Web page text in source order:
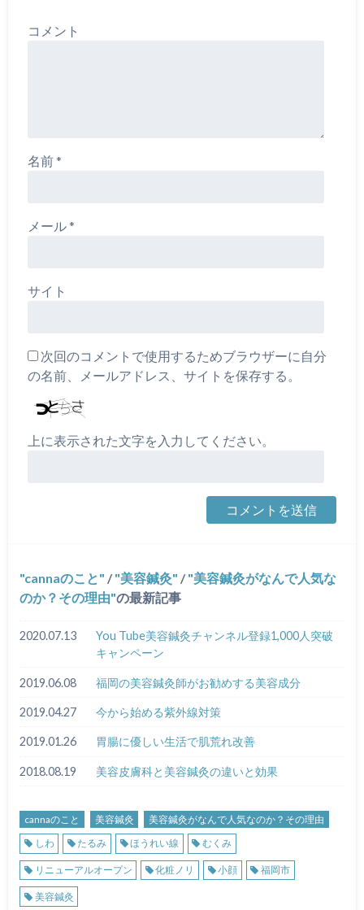
コメント
名前*
メール*
サイト
次回のコメントで使用するためブラウザーに自分
の名前、メールアドレス、サイトを保存する。
上に表示された文字を入力してください。
cannaのこと / 美容鍼灸 / 美容鍼灸がなんで人気な
のか？その理由 の最新記事
2020.07.13
You Tube美容鍼灸チャンネル登録1,000人突破
キャンペーン
2019.06.08 福岡の美容鍼灸師がお勧めする美容成分
2019.04.27 今から始める紫外線対策
2019.01.26 胃腸に優しい生活で肌荒れ改善
2018.08.19 美容皮膚科と美容鍼灸の違いと効果
cannaのこと 美容鍼灸
美容鍼灸がなんで人気なのか？その理由
しわ
たるみ ほうれい線 むくみ
リニューアルオープン 化粧ノリ 小顔 福岡市
美容鍼灸